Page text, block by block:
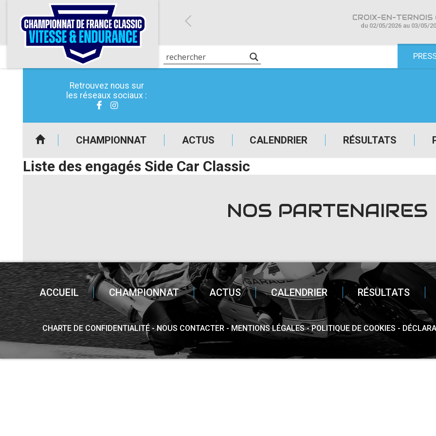
Retrouvez nous sur
les réseaux sociaux :
CHAMPIONNAT ACTUS CALENDRIER RÉSULTATS
CROIX-EN-TERNOIS
du 02/05/2026 au 03/05/
Liste des engagés Side Car Classic
NOS PARTENAIRES
ACCUEIL CHAMPIONNAT ACTUS CALENDRIER RÉSULTATS
CHARTE DE CONFIDENTIALITÉ NOUS CONTACTER MENTIONS LÉGALES POLITIQUE DE COOKIES